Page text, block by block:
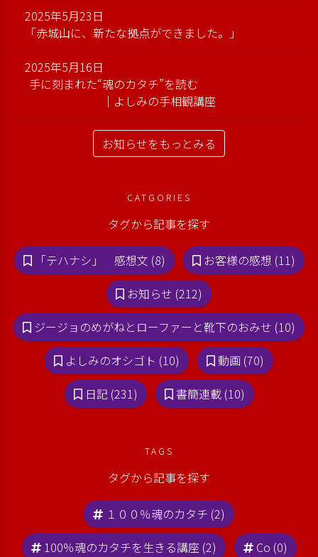
2025年5月23日
「赤城山に、新たな拠点ができました。」
2025年5月16日
手に刻まれた“魂のカタチ”を読む
｜よしみの手相観講座
お知らせをもっとみる
CATGORIES
タグから記事を探す
「テハナシ」 感想文 (8)
お客様の感想 (11)
お知らせ (212)
ジージョのめがねとローファーと靴下のおみせ (10)
よしみのオシゴト (10)
動画 (70)
日記 (231)
書簡連載 (10)
TAGS
タグから記事を探す
１００％魂のカタチ (2)
100％魂のカタチを生きる講座 (2)
Co (0)